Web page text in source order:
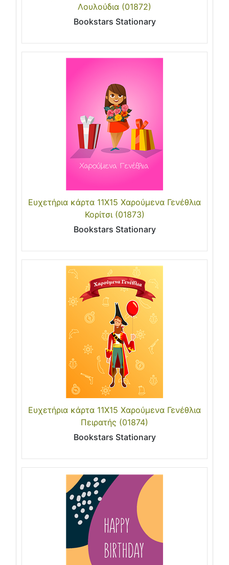
Λουλούδια (01872)
Bookstars Stationary
Ευχετήρια κάρτα 11Χ15 Χαρούμενα Γενέθλια
Κορίτσι (01873)
Bookstars Stationary
Ευχετήρια κάρτα 11Χ15 Χαρούμενα Γενέθλια
Πειρατής (01874)
Bookstars Stationary